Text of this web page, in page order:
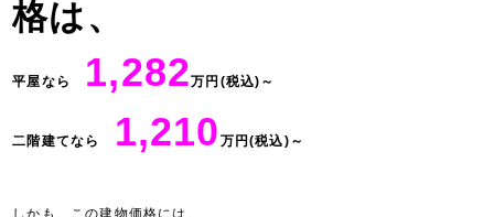
格は、
平屋なら 1,282万円(税込)～
二階建てなら 1,210 万円(税込)～